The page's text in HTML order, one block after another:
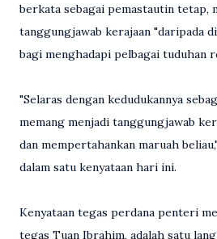
berkata sebagai pemastautin tetap,
tanggungjawab kerajaan "daripada
bagi menghadapi pelbagai tuduhan
"Selaras dengan kedudukannya
memang menjadi tanggungjawab
dan mempertahankan maruah
dalam satu kenyataan hari ini.
Kenyataan tegas perdana penteri
tegas Tuan Ibrahim, adalah satu